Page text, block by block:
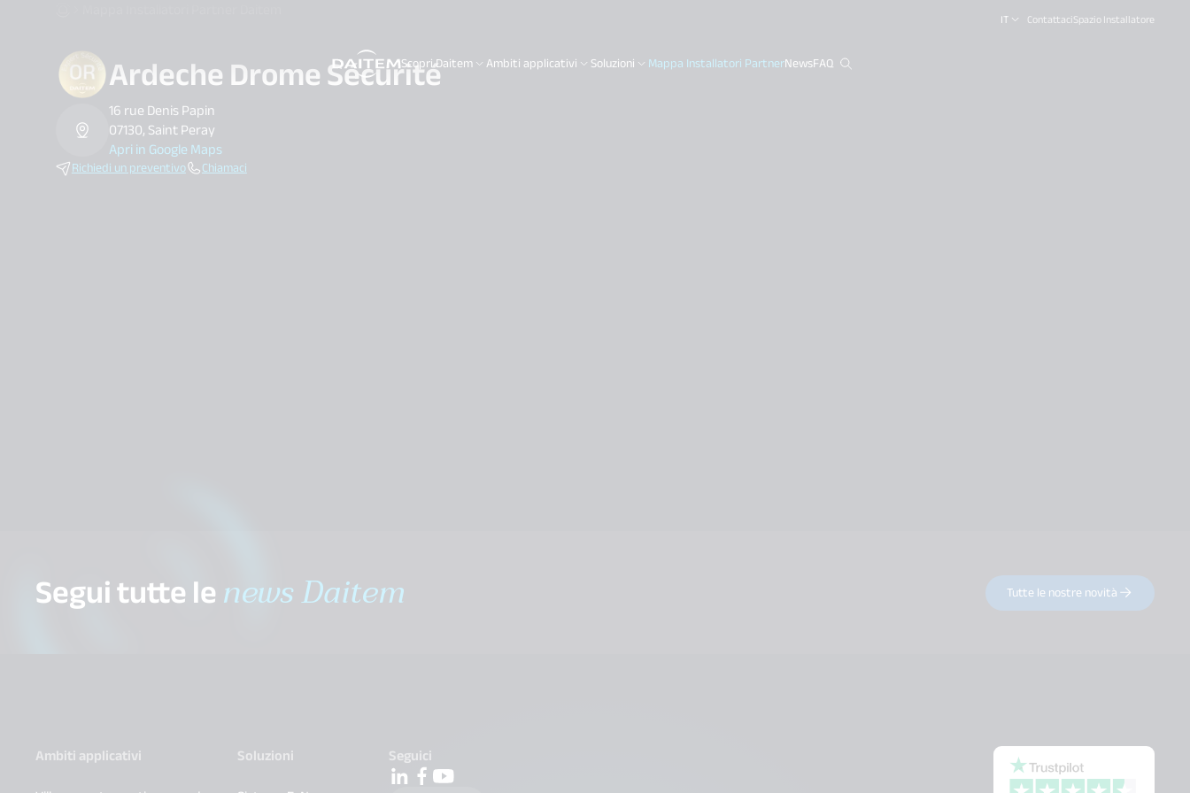
IT ContattaciSpazio Installatore
Scopri Daitem Ambiti applicativi Soluzioni Mappa Installatori PartnerNewsFAQ
search.label
Ardeche Drome Sécurité
16 rue Denis Papin
07130, Saint Peray
Apri in Google Maps
Richiedi un preventivo Chiamaci
Segui tutte lenews Daitem Tutte le nostre novità
Ambiti applicativi
Soluzioni
Seguici